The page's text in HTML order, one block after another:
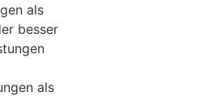
als
besser
als